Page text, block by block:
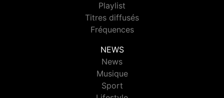
Playlist
Titres diffusés
Fréquences
NEWS
News
Musique
Sport